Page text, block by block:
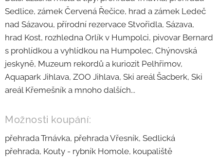
Sedlice, zámek Červená Řečice, hrad a zámek Ledeč
nad Sázavou, přírodní rezervace Stvořidla, Sázava,
hrad Kost, rozhledna Orlík v Humpolci, pivovar Bernard
s prohlídkou a vyhlídkou na Humpolec, Chýnovská
jeskyně, Muzeum rekordů a kuriozit Pelhřimov,
Aquapark Jihlava, ZOO Jihlava, Ski areál Šacberk, Ski
areál Křemešník a mnoho dalších...
Možnosti koupání:
přehrada Trnávka, přehrada Vřesník, Sedlická
přehrada, Kouty - rybník Homole, koupaliště